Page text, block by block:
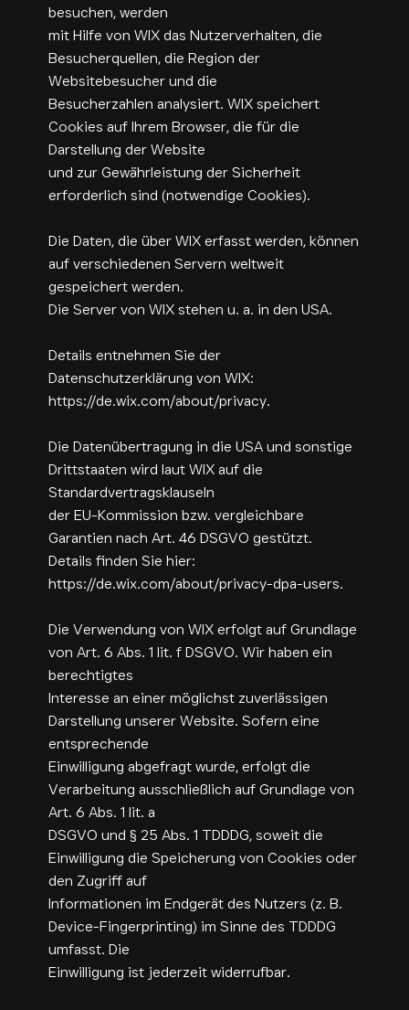
besuchen, werden
mit Hilfe von WIX das Nutzerverhalten, die
Besucherquellen, die Region der
Websitebesucher und die
Besucherzahlen analysiert. WIX speichert
Cookies auf Ihrem Browser, die für die
Darstellung der Website
und zur Gewährleistung der Sicherheit
erforderlich sind (notwendige Cookies).
Die Daten, die über WIX erfasst werden, können
auf verschiedenen Servern weltweit
gespeichert werden.
Die Server von WIX stehen u. a. in den USA.
Details entnehmen Sie der
Datenschutzerklärung von WIX:
https://de.wix.com/about/privacy.
Die Datenübertragung in die USA und sonstige
Drittstaaten wird laut WIX auf die
Standardvertragsklauseln
der EU-Kommission bzw. vergleichbare
Garantien nach Art. 46 DSGVO gestützt.
Details finden Sie hier:
https://de.wix.com/about/privacy-dpa-users.
Die Verwendung von WIX erfolgt auf Grundlage
von Art. 6 Abs. 1 lit. f DSGVO. Wir haben ein
berechtigtes
Interesse an einer möglichst zuverlässigen
Darstellung unserer Website. Sofern eine
entsprechende
Einwilligung abgefragt wurde, erfolgt die
Verarbeitung ausschließlich auf Grundlage von
Art. 6 Abs. 1 lit. a
DSGVO und § 25 Abs. 1 TDDDG, soweit die
Einwilligung die Speicherung von Cookies oder
den Zugriff auf
Informationen im Endgerät des Nutzers (z. B.
Device-Fingerprinting) im Sinne des TDDDG
umfasst. Die
Einwilligung ist jederzeit widerrufbar.